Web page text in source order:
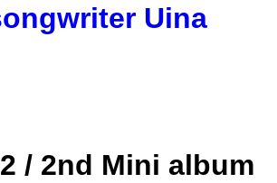
/ 2nd Mini album